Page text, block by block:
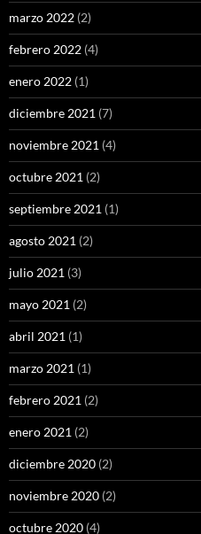
marzo 2022 (2)
febrero 2022 (4)
enero 2022 (1)
diciembre 2021 (7)
noviembre 2021 (4)
octubre 2021 (2)
septiembre 2021 (1)
agosto 2021 (2)
julio 2021 (3)
mayo 2021 (2)
abril 2021 (1)
marzo 2021 (1)
febrero 2021 (2)
enero 2021 (2)
diciembre 2020 (2)
noviembre 2020 (2)
octubre 2020 (4)